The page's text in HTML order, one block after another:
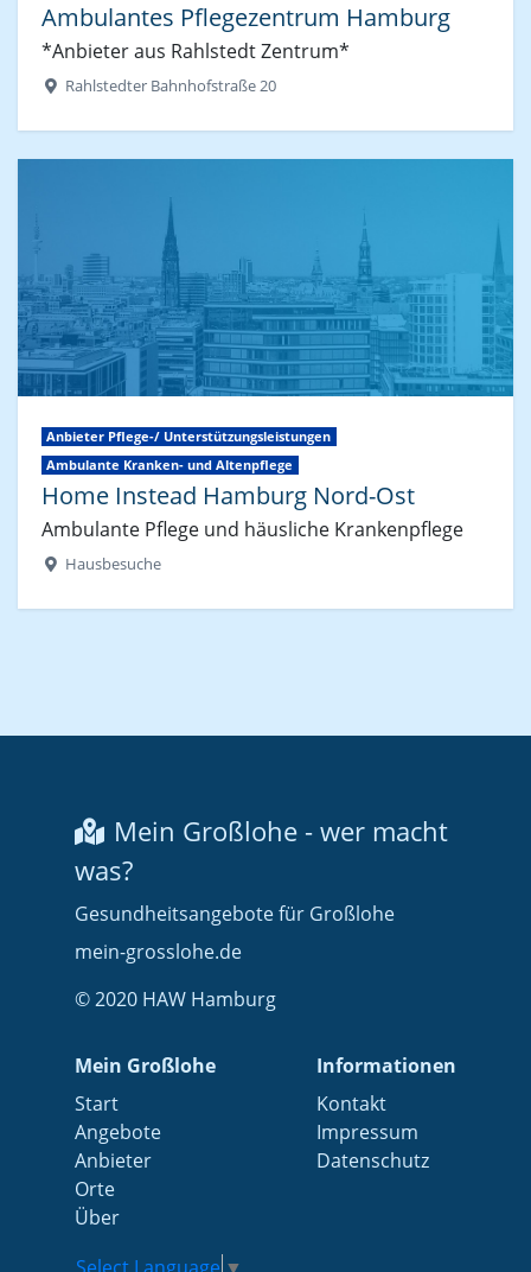
Ambulantes Pflegezentrum Hamburg
*Anbieter aus Rahlstedt Zentrum*
Rahlstedter Bahnhofstraße 20
Anbieter Pflege-/ Unterstützungsleistungen
Ambulante Kranken- und Altenpflege
Home Instead Hamburg Nord-Ost
Ambulante Pflege und häusliche Krankenpflege
Hausbesuche
Mein Großlohe - wer macht
was?
Gesundheitsangebote für Großlohe
mein-grosslohe.de
© 2020 HAW Hamburg
Mein Großlohe
Start
Angebote
Anbieter
Orte
Über
Informationen
Kontakt
Impressum
Datenschutz